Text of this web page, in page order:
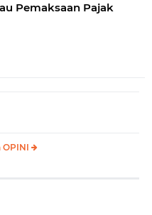
Pemaksaan Pajak
OPINI